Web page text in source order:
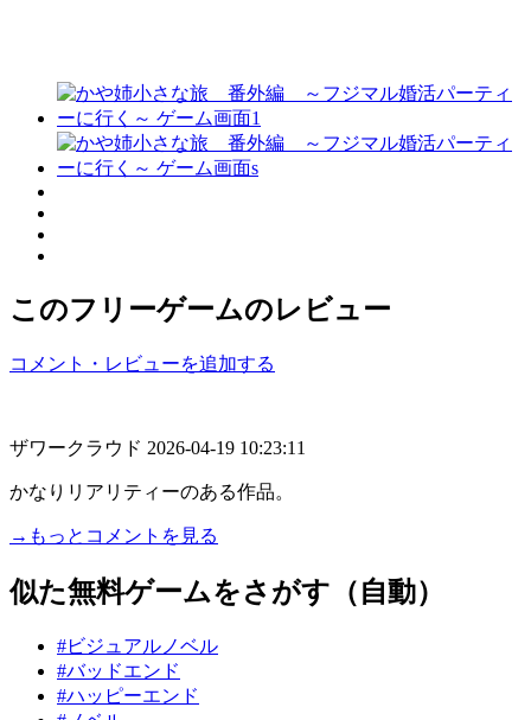
このフリーゲームのレビュー
コメント・レビューを追加する
ザワークラウド 2026-04-19 10:23:11
かなりリアリティーのある作品。
→もっとコメントを見る
似た無料ゲームをさがす（自動）
#ビジュアルノベル
#バッドエンド
#ハッピーエンド